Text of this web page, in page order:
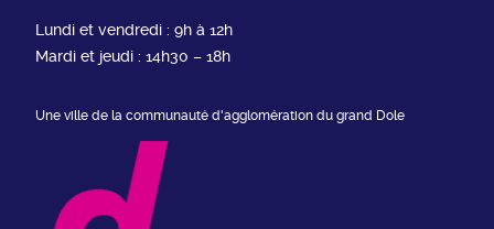
Lundi et vendredi : 9h à 12h
Mardi et jeudi : 14h30 – 18h
Une ville de la communauté d'agglomération du grand Dole